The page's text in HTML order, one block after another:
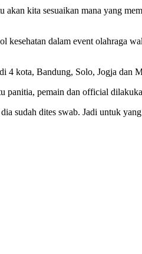
kita sesuaikan mana yang
dalam event olahraga
4 kota, Bandung, Solo, Jogja dan
panitia, pemain dan official
sudah dites swab. Jadi untuk